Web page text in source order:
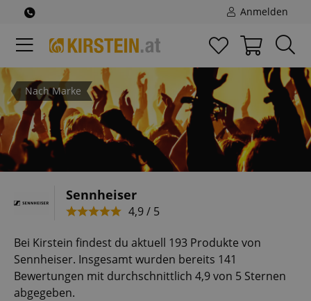
Anmelden
Nach Marke
Sennheiser
4,9 / 5
Bei Kirstein findest du aktuell 193 Produkte von
Sennheiser. Insgesamt wurden bereits 141
Bewertungen mit durchschnittlich 4,9 von 5 Sternen
abgegeben.